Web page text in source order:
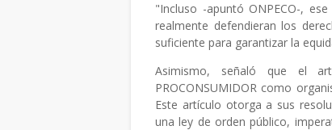
"Incluso -apuntó ONPECO-,
realmente defendieran los
suficiente para garantizar la
Asimismo, señaló que el
PROCONSUMIDOR como
Este artículo otorga a sus
una ley de orden público,